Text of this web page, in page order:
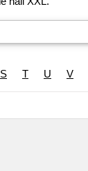
S T U V